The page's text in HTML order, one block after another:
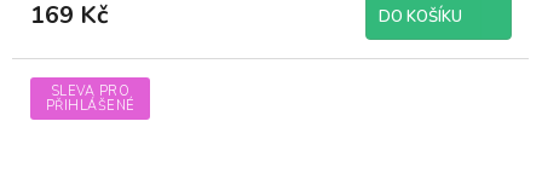
169 Kč DO KOŠÍKU
SLEVA PRO
PŘIHLÁŠENÉ